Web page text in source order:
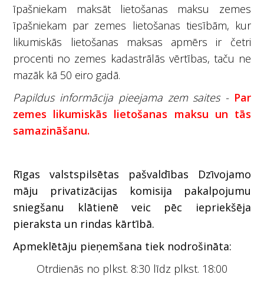
īpašniekam maksāt lietošanas maksu zemes
īpašniekam par zemes lietošanas tiesībām, kur
likumiskās lietošanas maksas apmērs ir četri
procenti no zemes kadastrālās vērtības, taču ne
mazāk kā 50 eiro gadā.
Papildus informācija pieejama zem saites - Par
zemes likumiskās lietošanas maksu un tās
samazināšanu.
Rīgas valstspilsētas pašvaldības Dzīvojamo
māju privatizācijas komisija
pakalpojumu
sniegšanu klātienē veic pēc iepriekšēja
pieraksta un rindas kārtībā.
Apmeklētāju pieņemšana tiek nodrošināta:
Otrdienās no plkst. 8:30 līdz plkst. 18:00